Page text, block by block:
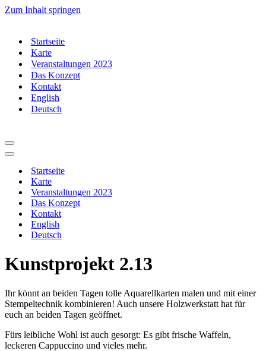
Zum Inhalt springen
Startseite
Karte
Veranstaltungen 2023
Das Konzept
Kontakt
English
Deutsch
Navigationsmenü
Navigationsmenü
Startseite
Karte
Veranstaltungen 2023
Das Konzept
Kontakt
English
Deutsch
Kunstprojekt 2.13
Ihr könnt an beiden Tagen tolle Aquarellkarten malen und mit einer
Stempeltechnik kombinieren! Auch unsere Holzwerkstatt hat für
euch an beiden Tagen geöffnet.
Fürs leibliche Wohl ist auch gesorgt: Es gibt frische Waffeln,
leckeren Cappuccino und vieles mehr.